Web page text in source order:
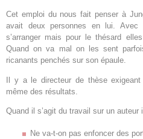
Cet emploi du nous fait penser à
avait deux personnes en lui. Avec
s’arranger mais pour le thésard
Quand on va mal on les sent
ricanants penchés sur son épaule.
Il y a le directeur de thèse
même des résultats.
Quand il s’agit du travail sur un auteur
Ne va-t-on pas enfoncer des